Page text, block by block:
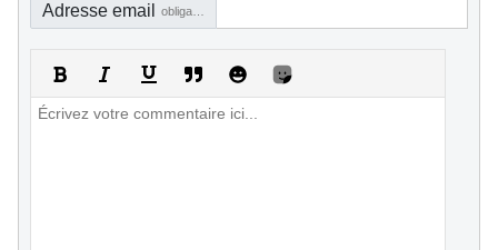
Adresse email